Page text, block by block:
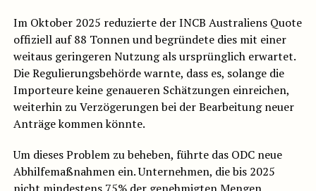
Im Oktober 2025 reduzierte der INCB Australiens Quote
offiziell auf 88 Tonnen und begründete dies mit einer
weitaus geringeren Nutzung als ursprünglich erwartet.
Die Regulierungsbehörde warnte, dass es, solange die
Importeure keine genaueren Schätzungen einreichen,
weiterhin zu Verzögerungen bei der Bearbeitung neuer
Anträge kommen könnte.
Um dieses Problem zu beheben, führte das ODC neue
Abhilfemaßnahmen ein. Unternehmen, die bis 2025